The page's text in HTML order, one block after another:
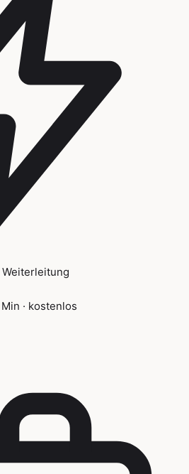
· kostenlos